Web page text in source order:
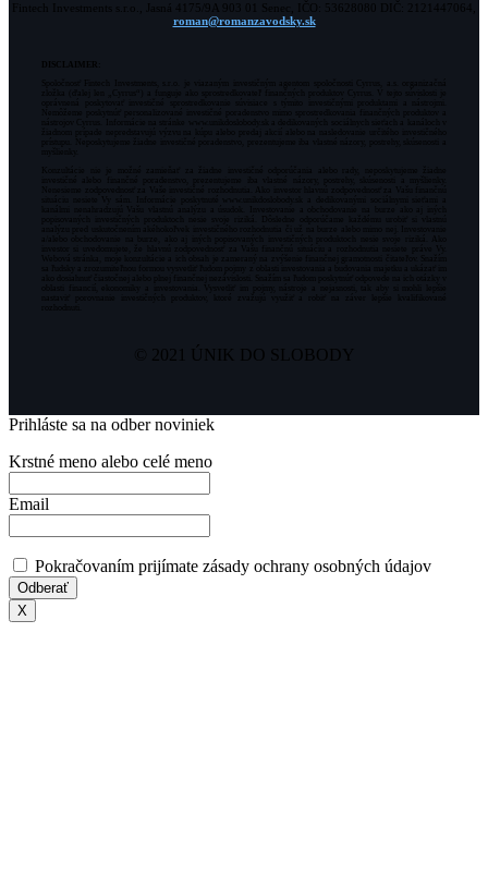
Fintech Investments s.r.o., Jasná 4175/9A 903 01 Senec, IČO: 53628080 DIČ: 2121447064,
roman@romanzavodsky.sk
DISCLAIMER:
Spoločnosť Fintech Investments, s.r.o. je viazaným investičným agentom spoločnosti Cyrrus, a.s. organizačná
zložka (ďalej len „Cyrrus“) a funguje ako sprostredkovateľ finančných produktov Cyrrus. V tejto súvislosti je
Nemôžeme poskytnúť personalizované investičné poradenstvo mimo sprostredkovania finančných produktov a
žiadnom prípade nepredstavujú výzvu na kúpu alebo predaj akcií alebo na nasledovanie určitého investičného
prístupu. Neposkytujeme žiadne investičné poradenstvo, prezentujeme iba vlastné názory, postrehy, skúsenosti a
Konzultácie nie je možné zamieňať za žiadne investičné odporúčania alebo rady, neposkytujeme žiadne
investičné alebo finančné poradenstvo, prezentujeme iba vlastné názory, postrehy, skúsenosti a myšlienky.
Nenesieme zodpovednosť za Vaše investičné rozhodnutia. Ako investor hlavnú zodpovednosť za Vašu finančnú
kanálmi nenahradzujú Vašu vlastnú analýzu a úsudok. Investovanie a obchodovanie na burze ako aj iných
popisovaných investičných produktoch nesie svoje riziká. Dôsledne odporúčame každému urobiť si vlastnú
analýzu pred uskutočnením akéhokoľvek investičného rozhodnutia či už na burze alebo mimo nej. Investovanie
a/alebo obchodovanie na burze, ako aj iných popisovaných investičných produktoch nesie svoje riziká. Ako
investor si uvedomujete, že hlavnú zodpovednosť za Vašu finančnú situáciu a rozhodnutia nesiete práve Vy.
Webová stránka, moje konzultácie a ich obsah je zameraný na zvýšenie finančnej gramotnosti čitateľov. Snažím
sa ľudsky a zrozumiteľnou formou vysvetliť ľudom pojmy z oblasti investovania a budovania majetku a ukázať im
ako dosiahnuť čiastočnej alebo plnej finančnej nezávislosti. Snažím sa ľudom poskytnúť odpovede na ich otázky v
nastaviť porovnanie investičných produktov, ktoré zvažujú využiť a robiť na záver lepšie kvalifikované
rozhodnuti.
© 2021 ÚNIK DO SLOBODY
Prihláste sa na odber noviniek
Krstné meno alebo celé meno
Email
Pokračovaním prijímate zásady ochrany osobných údajov
X